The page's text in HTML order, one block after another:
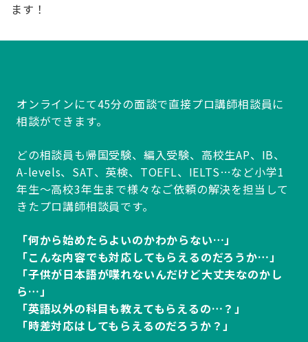
ます！
オンラインにて45分の面談で直接プロ講師相談員に
相談ができます。
どの相談員も帰国受験、編入受験、高校生AP、IB、
A-levels、SAT、英検、TOEFL、IELTS…など小学1
年生～高校3年生まで様々なご依頼の解決を担当して
きたプロ講師相談員です。
「何から始めたらよいのかわからない…」
「こんな内容でも対応してもらえるのだろうか…」
「子供が日本語が喋れないんだけど大丈夫なのかし
ら…」
「英語以外の科目も教えてもらえるの…？」
「時差対応はしてもらえるのだろうか？」